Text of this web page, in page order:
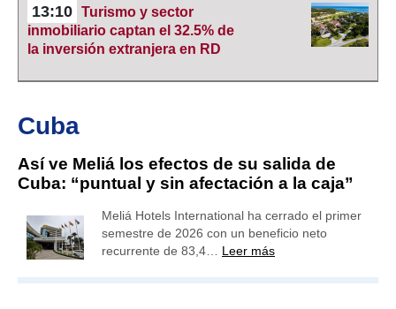
13:10 Turismo y sector
inmobiliario captan el 32.5% de
la inversión extranjera en RD
Cuba
Así ve Meliá los efectos de su salida de
Cuba: “puntual y sin afectación a la caja”
Meliá Hotels International ha cerrado el primer
semestre de 2026 con un beneficio neto
recurrente de 83,4… Leer más